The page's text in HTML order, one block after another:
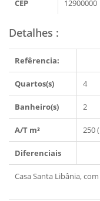
CEP 12900000
Detalhes :
Refêrencia:
Quartos(s) 4
Banheiro(s) 2
A/T m² 250
Diferenciais
Casa Santa Libânia,